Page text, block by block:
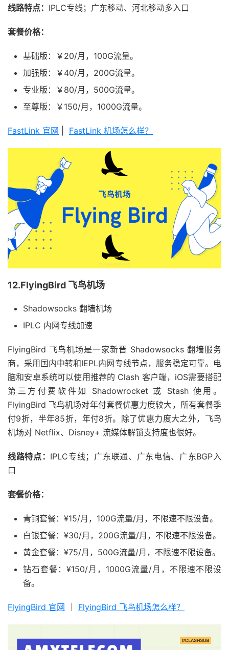
线路特点： IPLC专线；广东移动、河北移动多入口
套餐价格：
基础版：￥20/月，100G流量。
加强版：￥40/月，200G流量。
专业版：￥80/月，500G流量。
至尊版：￥150/月，1000G流量。
FastLink 官网 FastLink 机场怎么样？
12.FlyingBird 飞鸟机场
Shadowsocks 翻墙机场
IPLC 内网专线加速
FlyingBird 飞鸟机场是一家新晋 Shadowsocks 翻墙服务
商，采用国内中转和IEPL内网专线节点，服务稳定可靠。电
脑和安卓系统可以使用推荐的 Clash 客户端，iOS需要搭配
第三方付费软件如 Shadowrocket 或 Stash 使用。
FlyingBird 飞鸟机场对年付套餐优惠力度较大，所有套餐季
付9折，半年85折，年付8折。除了优惠力度大之外，飞鸟
机场对 Netflix、Disney+ 流媒体解锁支持度也很好。
线路特点： IPLC专线；广东联通、广东电信、广东BGP入
口
套餐价格：
青铜套餐：¥15/月，100G流量/月，不限速不限设备。
白银套餐：¥30/月，200G流量/月，不限速不限设备。
黄金套餐：¥75/月，500G流量/月，不限速不限设备。
钻石套餐：¥150/月，1000G流量/月，不限速不限设
备。
FlyingBird 官网 FlyingBird 飞鸟机场怎么样？